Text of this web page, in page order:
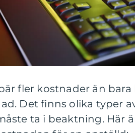
fler kostnader än bara
Det finns olika typer
ta i beaktning. Här